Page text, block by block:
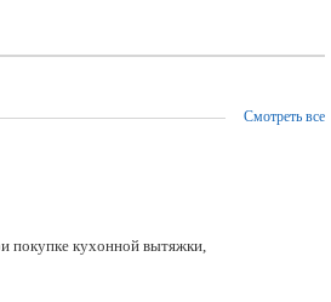
Смотреть все
покупке кухонной вытяжки,